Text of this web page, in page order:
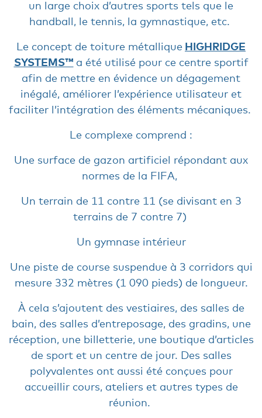
un large choix d’autres sports tels que le
handball, le tennis, la gymnastique, etc.
Le concept de toiture métallique HIGHRIDGE
SYSTEMS™ a été utilisé pour ce centre sportif
afin de mettre en évidence un dégagement
inégalé, améliorer l’expérience utilisateur et
faciliter l’intégration des éléments mécaniques.
Le complexe comprend :
Une surface de gazon artificiel répondant aux
normes de la FIFA,
Un terrain de 11 contre 11 (se divisant en 3
terrains de 7 contre 7)
Un gymnase intérieur
Une piste de course suspendue à 3 corridors qui
mesure 332 mètres (1 090 pieds) de longueur.
À cela s’ajoutent des vestiaires, des salles de
bain, des salles d’entreposage, des gradins, une
réception, une billetterie, une boutique d’articles
de sport et un centre de jour. Des salles
polyvalentes ont aussi été conçues pour
accueillir cours, ateliers et autres types de
réunion.